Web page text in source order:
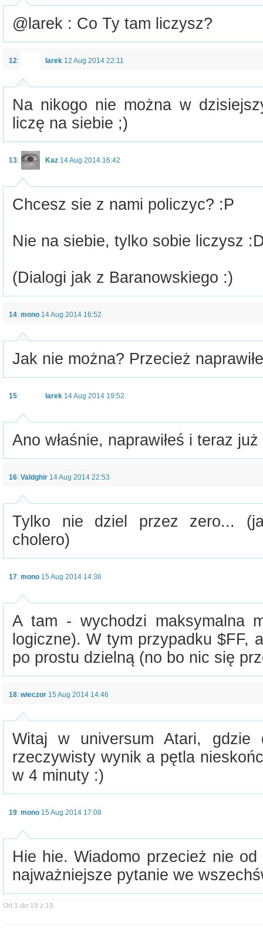
@larek : Co Ty tam liczysz?
12: larek 12 Aug 2014 22:11
Na nikogo nie można w
liczę na siebie ;)
13: Kaz 14 Aug 2014 16:42
Chcesz sie z nami policzyc? :P
Nie na siebie, tylko sobie liczysz
(Dialogi jak z Baranowskiego :)
14: mono 14 Aug 2014 16:52
Jak nie można? Przecież
15: larek 14 Aug 2014 19:52
Ano właśnie, naprawiłeś i teraz
16: Valdghir 14 Aug 2014 22:53
Tylko nie dziel przez zero...
cholero)
17: mono 15 Aug 2014 14:36
A tam - wychodzi maksymalna
logiczne). W tym przypadku $FF,
po prostu dzielną (no bo nic się
18: wieczor 15 Aug 2014 14:46
Witaj w universum Atari, gdzie
rzeczywisty wynik a pętla
w 4 minuty :)
19: mono 15 Aug 2014 17:08
Hie hie. Wiadomo przecież nie
najważniejsze pytanie we
Od 1 do 19 z 19